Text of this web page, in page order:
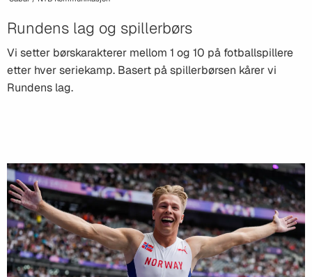
Rundens lag og spillerbørs
Vi setter børskarakterer mellom 1 og 10 på fotballspillere
etter hver seriekamp. Basert på spillerbørsen kårer vi
Rundens lag.